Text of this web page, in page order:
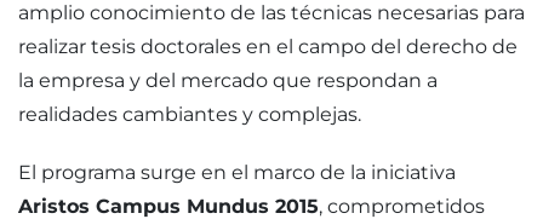
amplio conocimiento de las técnicas necesarias para
realizar tesis doctorales en el campo del derecho de
la empresa y del mercado que respondan a
realidades cambiantes y complejas.
El programa surge en el marco de la iniciativa
Aristos Campus Mundus 2015, comprometidos